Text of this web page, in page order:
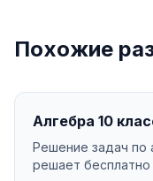
Похожие
Алгебра 10
Решение задач по
решает